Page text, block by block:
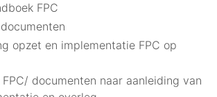
FPC
opzet en implementatie FPC op
documenten naar aanleiding van